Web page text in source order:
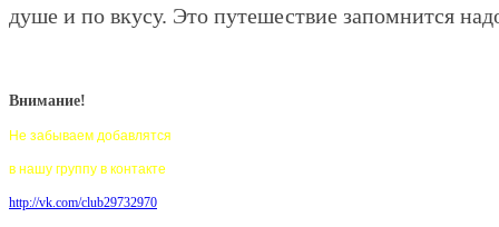
душе и по вкусу. Это путешествие запомнится
Внимание!
Не забываем добавлятся
в нашу группу в контакте
http://vk.com/club29732970